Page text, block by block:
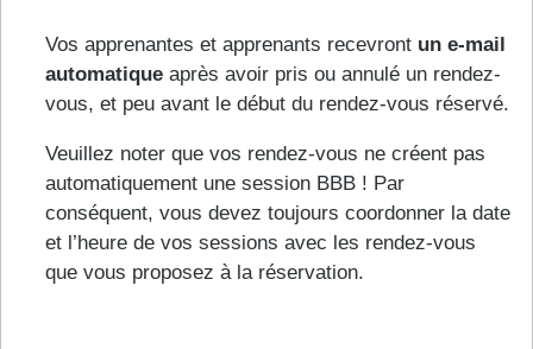
Vos apprenantes et apprenants recevront un e-mail
automatique après avoir pris ou annulé un rendez-
vous, et peu avant le début du rendez-vous réservé.
Veuillez noter que vos rendez-vous ne créent pas
automatiquement une session BBB ! Par
conséquent, vous devez toujours coordonner la date
et l’heure de vos sessions avec les rendez-vous
que vous proposez à la réservation.